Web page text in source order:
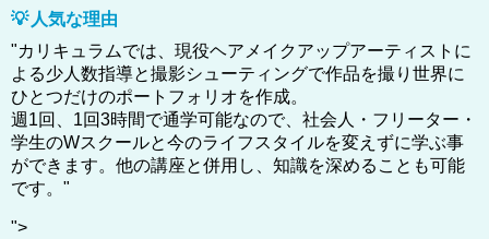
人気な理由
"カリキュラムでは、現役ヘアメイクアップアーティストに
よる少人数指導と撮影シューティングで作品を撮り世界に
ひとつだけのポートフォリオを作成。
週1回、1回3時間で通学可能なので、社会人・フリーター・
学生のWスクールと今のライフスタイルを変えずに学ぶ事
ができます。他の講座と併用し、知識を深めることも可能
です。"
">